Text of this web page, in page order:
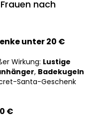
nach
unter 20 €
Wirkung: Lustige
, Badekugeln
Santa-Geschenk
€